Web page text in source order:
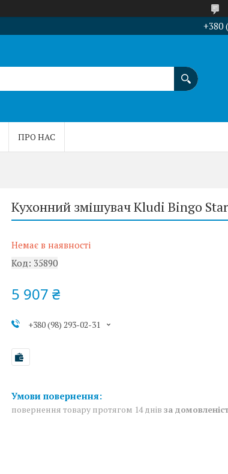
+380
ПРО НАС
Кухонний змішувач Kludi Bingo
Немає в наявності
Код: 35890
5 907 ₴
+380 (98) 293-02-31
повернення товару протягом 14 днів за